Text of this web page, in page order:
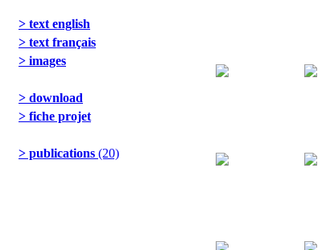
> text english
> text français
> images
> download
> fiche projet
> publications (20)